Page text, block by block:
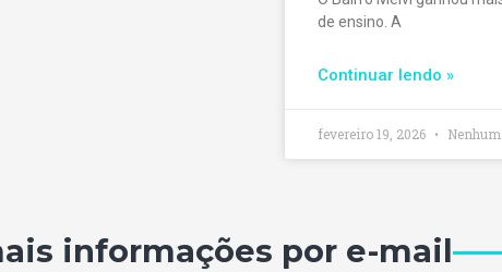
de ensino. A
Continuar lendo »
fevereiro 19, 2026
informações por e-mail